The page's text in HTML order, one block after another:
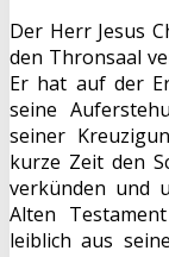
Der Herr Jesus
den Thronsaal
Er hat auf der
seine
seiner
kurze Zeit den
verkünden und
Alten
leiblich aus